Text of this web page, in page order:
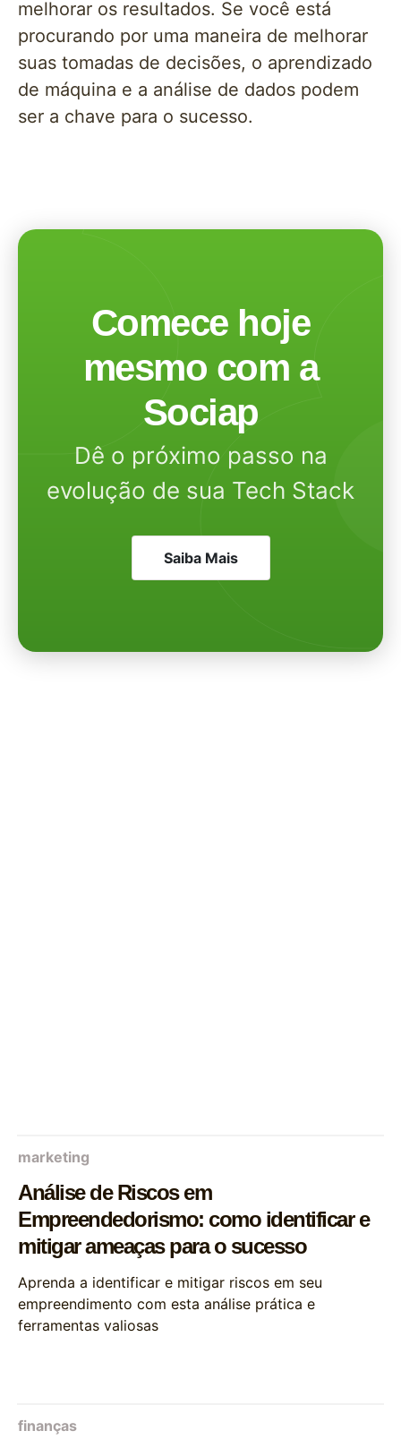
melhorar os resultados. Se você está
procurando por uma maneira de melhorar
suas tomadas de decisões, o aprendizado
de máquina e a análise de dados podem
ser a chave para o sucesso.
Comece hoje
mesmo com a
Sociap
Dê o próximo passo na
evolução de sua Tech Stack
Saiba Mais
marketing
Análise de Riscos em
Empreendedorismo: como identificar e
mitigar ameaças para o sucesso
Aprenda a identificar e mitigar riscos em seu
empreendimento com esta análise prática e
ferramentas valiosas
finanças